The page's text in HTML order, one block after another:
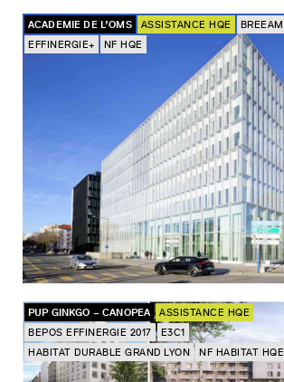
ACADEMIE DE L’OMS ASSISTANCE HQE
BREEAM
EFFINERGIE+
NF HQE
PUP GINKGO – CANOPEA
ASSISTANCE HQE
BEPOS EFFINERGIE 2017
E3C1
HABITAT DURABLE GRAND LYON
NF HABITAT HQE